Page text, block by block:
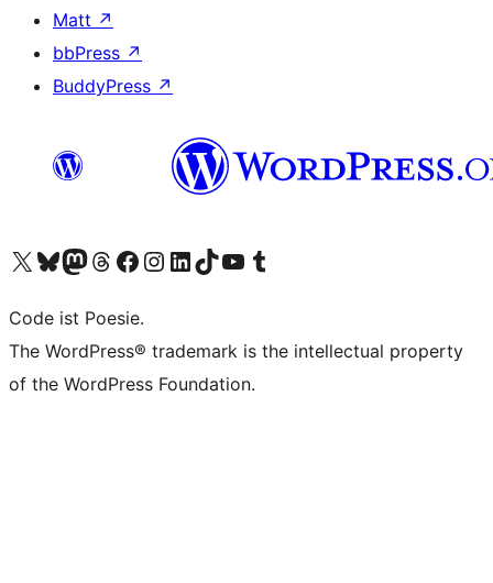
Matt ↗
bbPress ↗
BuddyPress ↗
Visit our X (formerly Twitter) account
Visit our Bluesky account
Visit our Mastodon account
Visit our Threads account
Visit our Facebook page
Visit our Instagram account
Visit our LinkedIn account
Visit our TikTok account
Visit our YouTube channel
Visit our Tumblr account
Code ist Poesie.
The WordPress® trademark is the intellectual property
of the WordPress Foundation.